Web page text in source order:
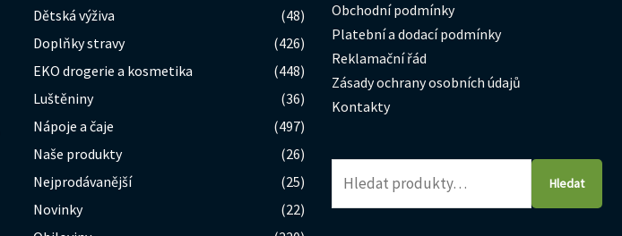
Dětská výživa
(48)
Doplňky stravy
(426)
EKO drogerie a kosmetika
(448)
Luštěniny
(36)
Nápoje a čaje
(497)
Naše produkty
(26)
Nejprodávanější
(25)
Novinky
(22)
Obchodní podmínky
Platební a dodací podmínky
Reklamační řád
Zásady ochrany osobních údajů
Kontakty
Hledat